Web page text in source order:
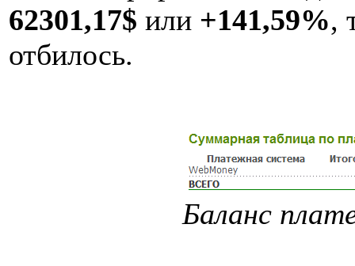
62301,17$ или +141,59%,
отбилось.
Баланс